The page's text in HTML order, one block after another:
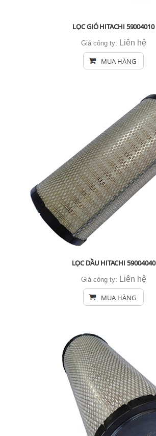
LỌC GIÓ HITACHI 59004010
Giá công ty: Liên hệ
MUA HÀNG
LỌC DẦU HITACHI 59004040
Giá công ty: Liên hệ
MUA HÀNG